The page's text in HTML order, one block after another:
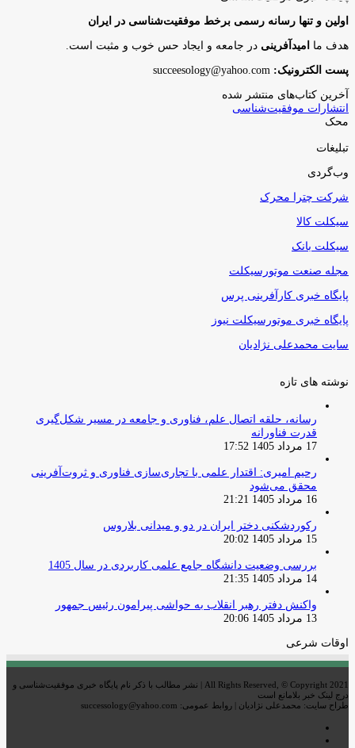
اولین و تنها رسانه رسمی برخط موفقیت‌شناسی در ایران
هدف ما امیدآفرینی در جامعه و ایجاد حس خوب و مثبت است.
پست الکترونیک:
آخرین کتاب‌های منتشر شده
انتشارات موفقیت‌شناسی
محک
تبلیغات
وب‌گردی
شرکت چترا محرک
سیکلت کالا
سیکلت بانک
مجله صنعت موتورسیکلت
پایگاه خبری کارآفرینی پرس
پایگاه خبری موتورسیکلت نیوز
سایت محمدعلی نژادیان
نوشته های تازه
رسانه، حلقه اتصال علم، فناوری و جامعه در مسیر شکل‌گیری
قدرت فناورانه
17 مرداد 1405 17:52
رحیم امیری: اقتدار علمی با تجاری‌سازی فناوری و ثروت‌آفرینی
محقق می‌شود
16 مرداد 1405 21:21
رکوردشکنی دختر ایران در دو و میدانی بلاروس
15 مرداد 1405 20:02
بررسی وضعیت دانشگاه جامع علمی کاربردی در سال 1405
14 مرداد 1405 21:35
واکنش دفتر رهبر انقلاب به حواشی پیرامون رئیس جمهور
13 مرداد 1405 20:06
اوقات شرعی
All Rights Reserved, © Copyright 2021 | نشر مطالب با ذکر نام پایگاه خبری موفقیت‌شناسی و
درج لینک خبر بلامانع است
طراح سایت: محمدعلی نژادیان | روابط عمومی: successology@yahoo.com